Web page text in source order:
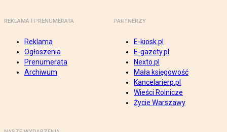
REKLAMA I PRENUMERATA
Reklama
Ogłoszenia
Prenumerata
Archiwum
PARTNERZY
E-kiosk.pl
E-gazety.pl
Nexto.pl
Mała księgowość
Kancelarierp.pl
Wieści Rolnicze
Życie Warszawy